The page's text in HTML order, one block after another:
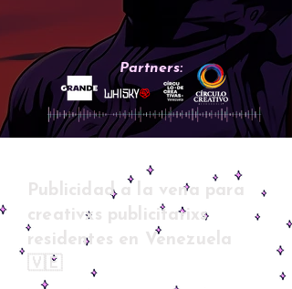
Partners:
Publicidad a la vena para
creativxs publicitarixs
residentes en Venezuela
🇻🇪